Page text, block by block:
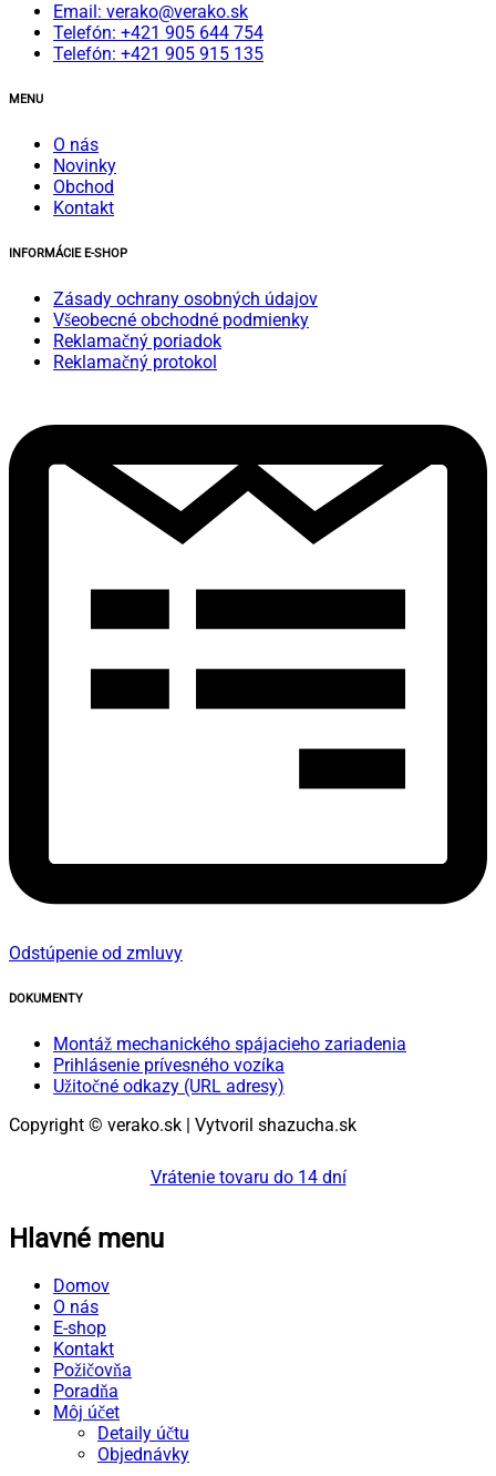
Email: verako@verako.sk
Telefón: +421 905 644 754
Telefón: +421 905 915 135
MENU
O nás
Novinky
Obchod
Kontakt
INFORMÁCIE E-SHOP
Zásady ochrany osobných údajov
Všeobecné obchodné podmienky
Reklamačný poriadok
Reklamačný protokol
Odstúpenie od zmluvy
DOKUMENTY
Montáž mechanického spájacieho zariadenia
Prihlásenie prívesného vozíka
Užitočné odkazy (URL adresy)
Copyright © verako.sk | Vytvoril shazucha.sk
Vrátenie tovaru do 14 dní
Hlavné menu
Domov
O nás
E-shop
Kontakt
Požičovňa
Poradňa
Môj účet
Detaily účtu
Objednávky